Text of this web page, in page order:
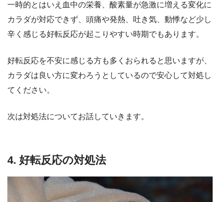
一時的とはいえ血中の栄養、酸素量が急激に増える変化に
カラダが対応できず、頭痛や発熱、吐き気、動悸など少し
辛く感じる好転反応が起こりやすい時期でもあります。
好転反応を不安に感じる方も多くおられると思いますが、
カラダは良い方に変わろうとしているので安心して対処し
てください。
次は対処法についてお話していきます。
4. 好転反応の対処法